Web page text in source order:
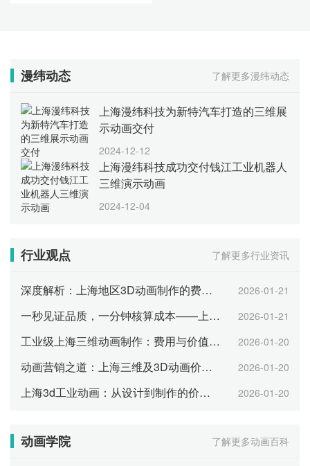
漫纬动态 了解更多漫纬动态
上海漫纬科技为新特汽车打造的三维展
示动画交付
2024-12-12
上海漫纬科技成功交付钱江工业机器人
三维演示动画
2024-12-04
行业观点 了解更多行业资讯
深度解析：上海地区3D动画制作的费用及价格策略 2026-01-21
一秒见证品质，一分钟核算成本——上海三维产品动画报价指南 2026-01-21
工业级上海三维动画制作：费用与价值分析 2026-01-20
动画营销之道：上海三维及3D动画价格的解读 2026-01-20
上海3d工业动画：从设计到制作的价格解读 2026-01-20
动画学院 了解更多动画百科